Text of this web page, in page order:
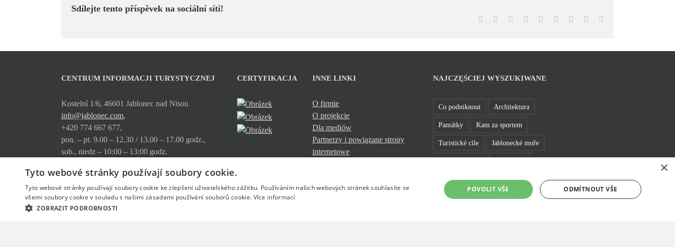
Sdílejte tento příspěvek na sociální síti!
Facebook Reddit LinkedInWhatsApp
TumblrPinterest
CENTRUM INFORMACJI TURYSTYCZNEJ
Kostelní 1/6, 46601 Jablonec nad Nisou
info@jablonec.com,
+420 774 667 677,
pon. – pt. 9.00 – 12.30 / 13.00 – 17.00 godz.,
sob., niedz – 10:00 – 13:00 godz.
Gdzie nas znajdziecie
Oferta usług
Pobierz
CERTYFIKACJA INNE LINKI
O firmie
O projekcie
Dla mediów
Partnerzy i powiązane strony
internetowe
NAJCZĘŚCIEJ WYSZUKIWANE
Co podniknout Architektura
Památky Kam za sportem
Turistické cíle Jablonecké moře
Bavte se v Jablonci Rozhledny
×
Tyto webové stránky používají soubory cookie.
Tyto webové stránky používají soubory cookie ke zlepšení uživatelského zážitku. Používáním našich webových stránek souhlasíte se
všemi soubory cookie v souladu s našimi zásadami používání souborů cookie. Více informací
ZOBRAZIT PODROBNOSTI
POVOLIT VŠE ODMÍTNOUT VŠE